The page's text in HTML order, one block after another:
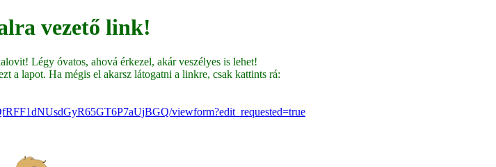
vezető link!
Légy óvatos, ahová érkezel, akár veszélyes is lehet!
a lapot. Ha mégis el akarsz látogatni a linkre, csak kattints rá:
viewform?edit_requested=true